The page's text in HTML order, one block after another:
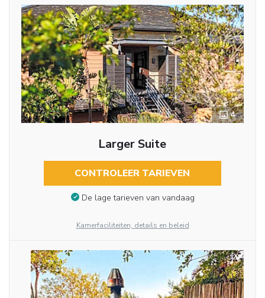
4
Larger Suite
CONTROLEER TARIEVEN
De lage tarieven van vandaag
Kamerfaciliteiten, details en beleid